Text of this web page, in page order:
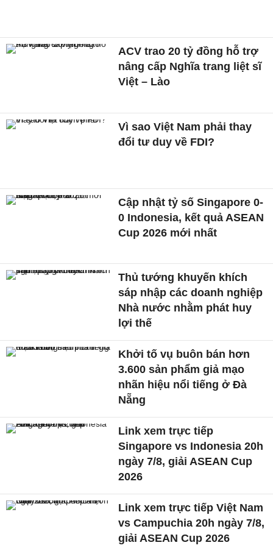
ACV trao 20 tỷ đồng hỗ trợ
nâng cấp Nghĩa trang liệt sĩ
Việt – Lào
Vì sao Việt Nam phải thay
đổi tư duy về FDI?
Cập nhật tỷ số Singapore 0-
0 Indonesia, kết quả ASEAN
Cup 2026 mới nhất
Thủ tướng khuyến khích
sáp nhập các doanh nghiệp
Nhà nước nhằm phát huy
lợi thế
Khởi tố vụ buôn bán hơn
3.600 sản phẩm giả mạo
nhãn hiệu nổi tiếng ở Đà
Nẵng
Link xem trực tiếp
Singapore vs Indonesia 20h
ngày 7/8, giải ASEAN Cup
2026
Link xem trực tiếp Việt Nam
vs Campuchia 20h ngày 7/8,
giải ASEAN Cup 2026